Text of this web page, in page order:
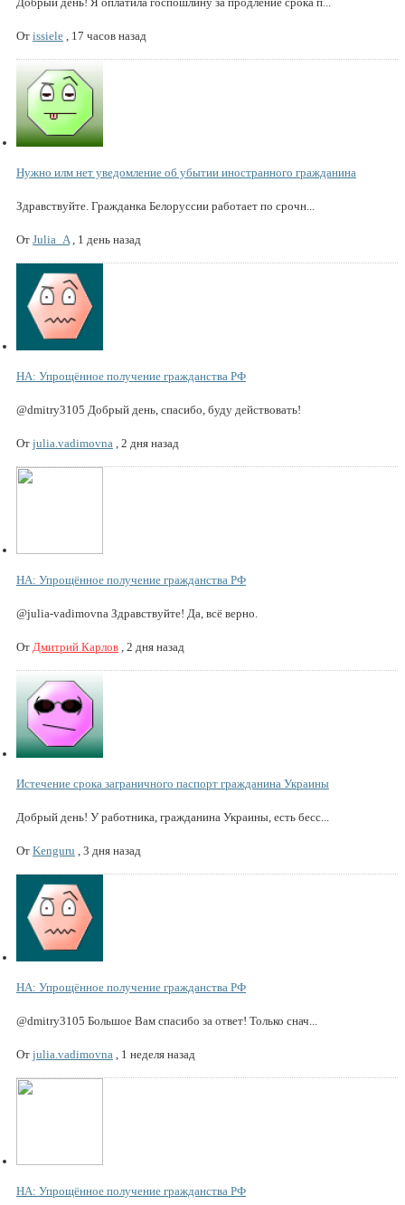
От issiele , 17 часов назад
Нужно илм нет уведомление об убытии иностранного гражданина
Здравствуйте. Гражданка Белоруссии работает по срочн...
От Julia_A, 1 день назад
НА: Упрощённое получение гражданства РФ
@dmitry3105 Добрый день, спасибо, буду действовать!
От julia.vadimovna , 2 дня назад
НА: Упрощённое получение гражданства РФ
@julia-vadimovna Здравствуйте! Да, всё верно.
От Дмитрий Карлов , 2 дня назад
Истечение срока заграничного паспорт гражданина Украины
Добрый день! У работника, гражданина Украины, есть бесс...
От Kenguru , 3 дня назад
НА: Упрощённое получение гражданства РФ
@dmitry3105 Большое Вам спасибо за ответ! Только снач...
От julia.vadimovna , 1 неделя назад
НА: Упрощённое получение гражданства РФ